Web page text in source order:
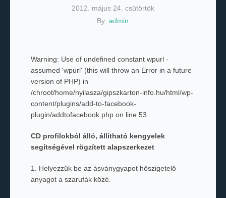
2012. május 24. csütörtök
By:admin
Warning: Use of undefined constant wpurl -
assumed 'wpurl' (this will throw an Error in a future
version of PHP) in
/chroot/home/nyilasza/gipszkarton-info.hu/html/wp-
content/plugins/add-to-facebook-
plugin/addtofacebook.phpon line 53
CD profilokból álló, állítható kengyelek
segítségével rögzített alapszerkezet
1. Helyezzük be az ásványgyapot hôszigetelô
anyagot a szarufák közé.